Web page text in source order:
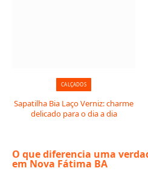
CALÇADOS
Sapatilha Bia Laço Verniz: charme
delicado para o dia a dia
O que diferencia uma
em Nova Fátima BA